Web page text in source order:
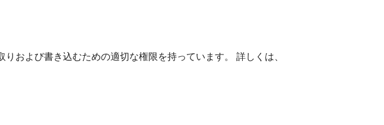
および書き込むための適切な権限を持っています。 詳しくは、